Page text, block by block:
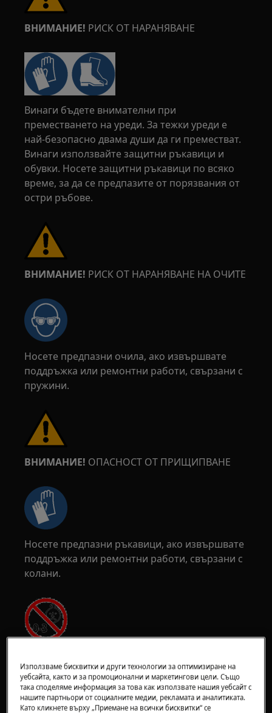
ВНИМАНИЕ! РИСК ОТ НАРАНЯВАНЕ
Винаги бъдете внимателни при
преместването на уреди. За тежки уреди е
най-безопасно двама души да ги преместват.
Винаги използвайте защитни ръкавици и
обувки. Носете защитни ръкавици по всяко
време, за да се предпазите от порязвания от
остри ръбове.
ВНИМАНИЕ! РИСК ОТ НАРАНЯВАНЕ НА ОЧИТЕ
Носете предпазни очила, ако извършвате
поддръжка или ремонтни работи, свързани с
пружини.
ВНИМАНИЕ! ОПАСНОСТ ОТ ПРИЩИПВАНЕ
Носете предпазни ръкавици, ако извършвате
поддръжка или ремонтни работи, свързани с
колани.
Малки части не са подходящи за деца под 3
години. Пазете всички малки части и
опаковки далеч от достъпа на деца.
Използваме бисквитки и други технологии за оптимизиране на
уебсайта, както и за промоционални и маркетингови цели. Също
така споделяме информация за това как използвате нашия уебсайт с
нашите партньори от социалните медии, рекламата и аналитиката.
Като кликнете върху „Приемане на всички бисквитки“ се